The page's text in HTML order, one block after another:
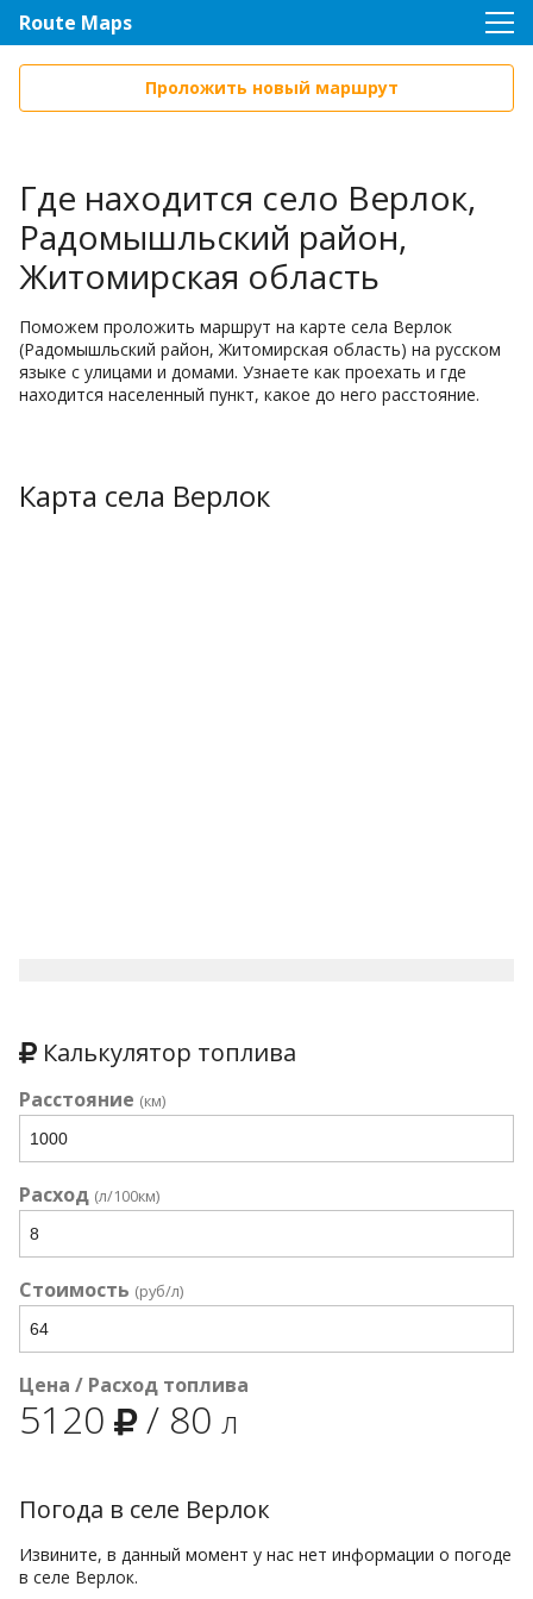
Route Maps
Проложить новый маршрут
Где находится село Верлок,
Радомышльский район,
Житомирская область
Поможем проложить маршрут на карте села Верлок
(Радомышльский район, Житомирская область) на русском
языке с улицами и домами. Узнаете как проехать и где
находится населенный пункт, какое до него расстояние.
Карта села Верлок
Калькулятор топлива
Расстояние (км)
Расход (л/100км)
Стоимость (руб/л)
Цена / Расход топлива
5120 / 80 л
Погода в селе Верлок
Извините, в данный момент у нас нет информации о погоде
в селе Верлок.